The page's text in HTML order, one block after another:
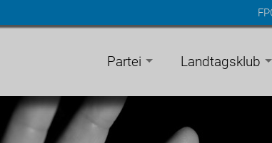
Partei Landtagsklub